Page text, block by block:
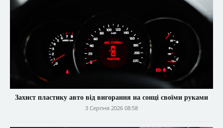
Захист пластику авто від вигорання на сонці своїми руками
3 Серпня 2026 08:58